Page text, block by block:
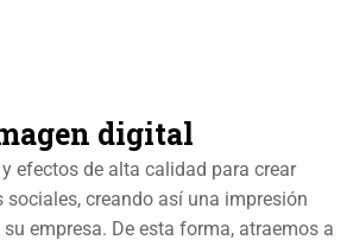
digital
efectos de alta calidad para crear
sociales, creando así una impresión
empresa. De esta forma, atraemos a